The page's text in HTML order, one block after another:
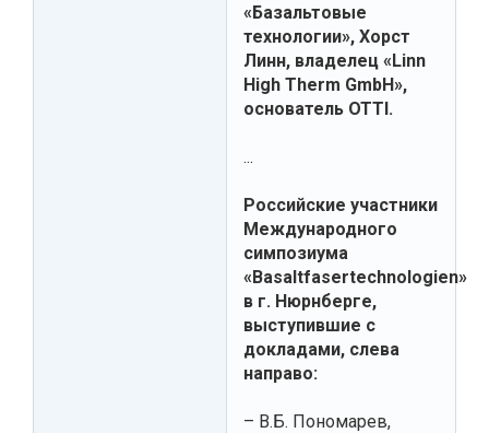
«Базальтовые
технологии», Хорст
Линн, владелец «Linn
High Therm GmbH»,
основатель OTTI.
...
Российские участники
Международного
симпозиума
«Basaltfasertechnologien»
в г. Нюрнберге,
выступившие с
докладами, слева
направо:
– В.Б. Пономарев,